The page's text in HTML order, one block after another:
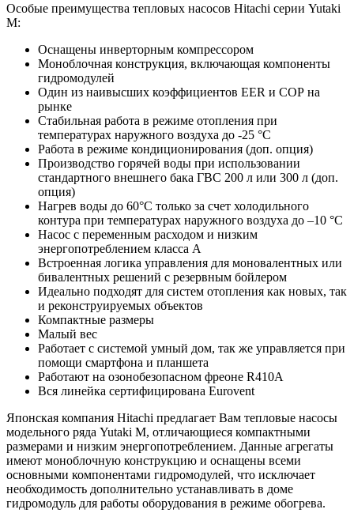
Особые преимущества тепловых насосов Hitachi серии Yutaki
M:
Оснащены инверторным компрессором
Моноблочная конструкция, включающая компоненты
гидромодулей
Один из наивысших коэффициентов EER и СОР на
рынке
Стабильная работа в режиме отопления при
температурах наружного воздуха до -25 °C
Работа в режиме кондиционирования (доп. опция)
Производство горячей воды при использовании
стандартного внешнего бака ГВС 200 л или 300 л (доп.
опция)
Нагрев воды до 60°C только за счет холодильного
контура при температурах наружного воздуха до –10 °C
Насос с переменным расходом и низким
энергопотреблением класса А
Встроенная логика управления для моновалентных или
бивалентных решений с резервным бойлером
Идеально подходят для систем отопления как новых, так
и реконструируемых объектов
Компактные размеры
Малый вес
Работает с системой умный дом, так же управляется при
помощи смартфона и планшета
Работают на озонобезопасном фреоне R410A
Вся линейка сертифицирована Eurovent
Японская компания Hitachi предлагает Вам тепловые насосы
модельного ряда Yutaki M, отличающиеся компактными
размерами и низким энергопотреблением. Данные агрегаты
имеют моноблочную конструкцию и оснащены всеми
основными компонентами гидромодулей, что исключает
необходимость дополнительно устанавливать в доме
гидромодуль для работы оборудования в режиме обогрева.